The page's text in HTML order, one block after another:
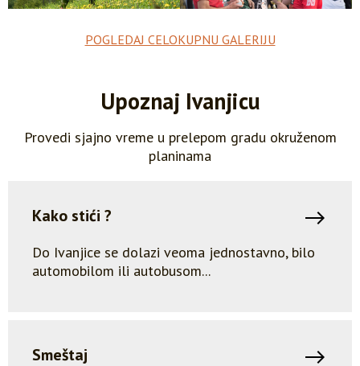
POGLEDAJ CELOKUPNU GALERIJU
Upoznaj Ivanjicu
Provedi sjajno vreme u prelepom gradu okruženom
planinama
Kako stići ?
Do Ivanjice se dolazi veoma jednostavno, bilo
automobilom ili autobusom...
Smeštaj